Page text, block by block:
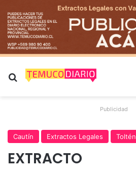
Buscar por
Publicidad
Cautín Extractos Legales Toltén
EXTRACTO